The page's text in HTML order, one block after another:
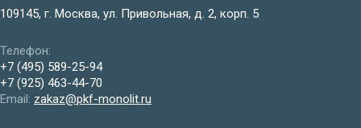
109145, г. Москва, ул. Привольная, д. 2, корп. 5
Телефон:
+7 (495) 589-25-94
+7 (925) 463-44-70
Email: zakaz@pkf-monolit.ru